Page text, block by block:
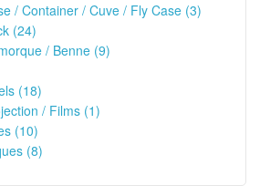
/ Container / Cuve / Fly Case (3)
(24)
/ Benne (9)
(18)
/ Films (1)
(10)
(8)